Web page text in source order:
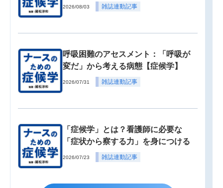
2026/08/03 雑誌連動記事
呼吸困難のアセスメント：「呼吸が
変だ」から考える病態【症候学】
2026/07/31 雑誌連動記事
「症候学」とは？看護師に必要な
「症状から察する力」を身につける
2026/07/23 雑誌連動記事